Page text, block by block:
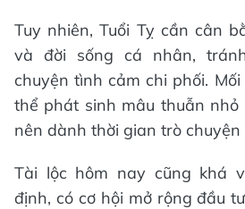
Tuy nhiên, Tuổi Tỵ cần cân
và đời sống cá nhân,
chuyện tình cảm chi phối.
thể phát sinh mâu thuẫn nhỏ
nên dành thời gian trò chuyện
Tài lộc hôm nay cũng khá
định, có cơ hội mở rộng đầu